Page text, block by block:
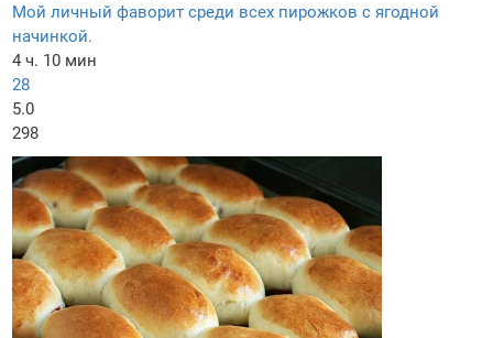
Мой личный фаворит среди всех пирожков с ягодной
начинкой.
4 ч. 10 мин
28
5.0
298